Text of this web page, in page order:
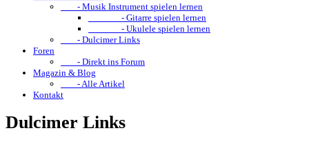
- Musik Instrument spielen lernen
- Gitarre spielen lernen
- Ukulele spielen lernen
- Dulcimer Links
Foren
- Direkt ins Forum
Magazin & Blog
- Alle Artikel
Kontakt
Dulcimer Links